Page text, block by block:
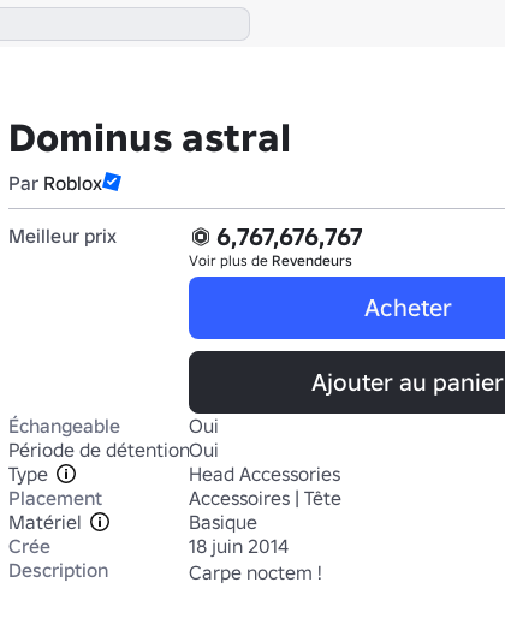
Dominus astral
Par Roblox
Meilleur prix 6,767,676,767
Voir plus de Revendeurs
Acheter
Ajouter au panier
Échangeable
Oui
Période de détentionOui
Type
Head Accessories
Placement
Accessoires | Tête
Matériel
Basique
Crée
18 juin 2014
Description
Carpe noctem !